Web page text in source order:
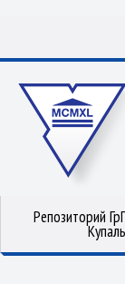
Репозиторий